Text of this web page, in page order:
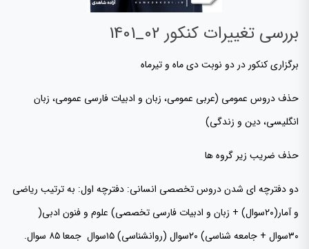
بررسی تغییرات کنکور 02_1401
برگزاری کنکور در دو نوبت دی ماه و تیرماه
حذف دروس عمومی (عربی عمومی، زبان و ادبیات فارسی عمومی، زبان
انگلیسی، دین و زندگی)
حذف ضریب زیر گروه ها
دو دفترچه ای شدن دروس تخصصی انسانی: دفترچه اول: به ترتیب ریاضی
و آمار(۲۰سوال) + زبان و ادبیات فارسی تخصصی) علوم و فنون ادبی(
۳۰سوال + جامعه شناسی) ۲۰سوال (روانشناسی) ۱۵سوال جمعا ۸۵ سوال.